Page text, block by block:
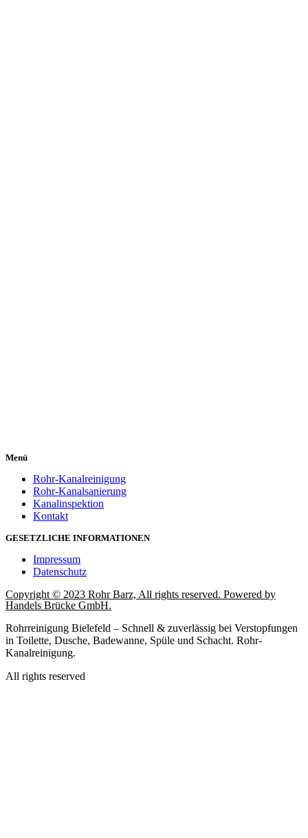
Menü
Rohr-Kanalreinigung
Rohr-Kanalsanierung
Kanalinspektion
Kontakt
GESETZLICHE INFORMATIONEN
Impressum
Datenschutz
Copyright © 2023 Rohr Barz, All rights reserved. Powered by
Handels Brücke GmbH.
Rohrreinigung Bielefeld – Schnell & zuverlässig bei Verstopfungen
in Toilette, Dusche, Badewanne, Spüle und Schacht. Rohr-
Kanalreinigung.
All rights reserved